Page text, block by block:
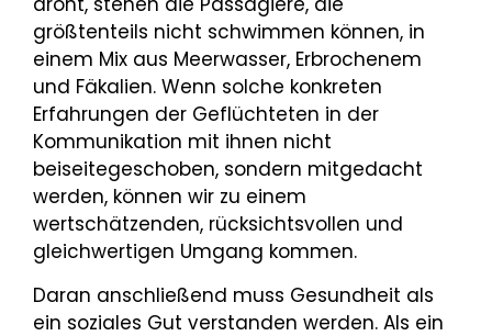
größtenteils nicht schwimmen können, in
einem Mix aus Meerwasser, Erbrochenem
und Fäkalien. Wenn solche konkreten
Erfahrungen der Geflüchteten in der
Kommunikation mit ihnen nicht
beiseitegeschoben, sondern mitgedacht
werden, können wir zu einem
wertschätzenden, rücksichtsvollen und
gleichwertigen Umgang kommen.
Daran anschließend muss Gesundheit als
ein soziales Gut verstanden werden. Als ein